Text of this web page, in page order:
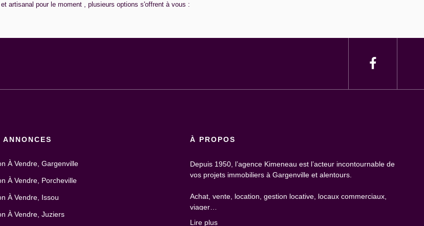
artisanal pour le moment , plusieurs options s'offrent à vous :
ANNONCES
À Vendre, Gargenville
À Vendre, Porcheville
À Vendre, Issou
À Vendre, Juziers
À PROPOS
Depuis 1950, l’agence Kimeneau est l’acteur incontournable de
vos projets immobiliers à Gargenville et alentours.
Achat, vente, location, gestion locative, locaux commerciaux,
viager…
Lire plus